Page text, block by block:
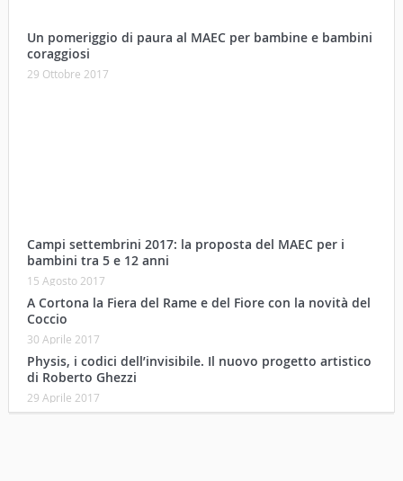
Un pomeriggio di paura al MAEC per bambine e bambini
coraggiosi
29 Ottobre 2017
Campi settembrini 2017: la proposta del MAEC per i
bambini tra 5 e 12 anni
15 Agosto 2017
A Cortona la Fiera del Rame e del Fiore con la novità del
Coccio
30 Aprile 2017
Physis, i codici dell’invisibile. Il nuovo progetto artistico
di Roberto Ghezzi
29 Aprile 2017